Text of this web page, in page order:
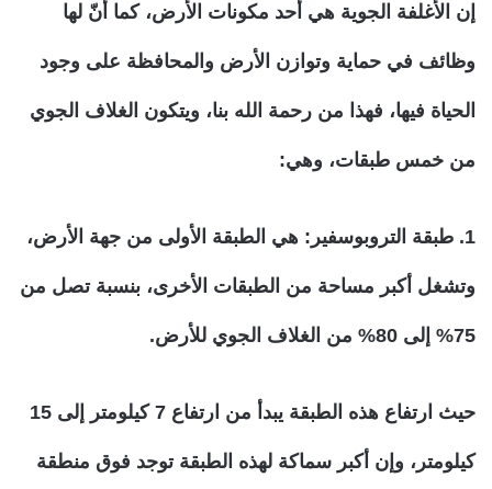
إن الأغلفة الجوية هي أحد مكونات الأرض، كما أنّ لها
وظائف في حماية وتوازن الأرض والمحافظة على وجود
الحياة فيها، فهذا من رحمة الله بنا، ويتكون الغلاف الجوي
من خمس طبقات، وهي:
1. طبقة التروبوسفير : هي الطبقة الأولى من جهة الأرض،
وتشغل أكبر مساحة من الطبقات الأخرى، بنسبة تصل من
75% إلى 80% من الغلاف الجوي للأرض.
حيث ارتفاع هذه الطبقة يبدأ من ارتفاع 7 كيلومتر إلى 15
كيلومتر، وإن أكبر سماكة لهذه الطبقة توجد فوق منطقة